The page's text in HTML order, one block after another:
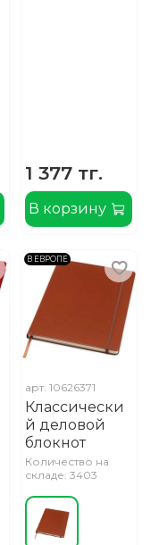
1 377 тг.
В корзину
В ЕВРОПЕ
арт.10626371
Классически
й деловой
блокнот
Количество на
складе: 3403